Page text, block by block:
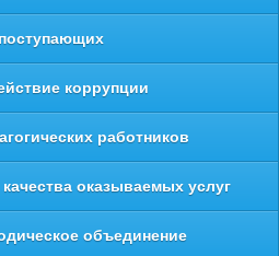
коррупции
работников
оказываемых услуг
объединение